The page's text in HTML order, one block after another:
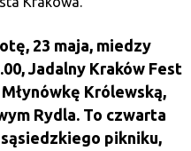
23 maja, miedzy
Jadalny Kraków Fest
Królewską,
Rydla. To czwarta
pikniku,